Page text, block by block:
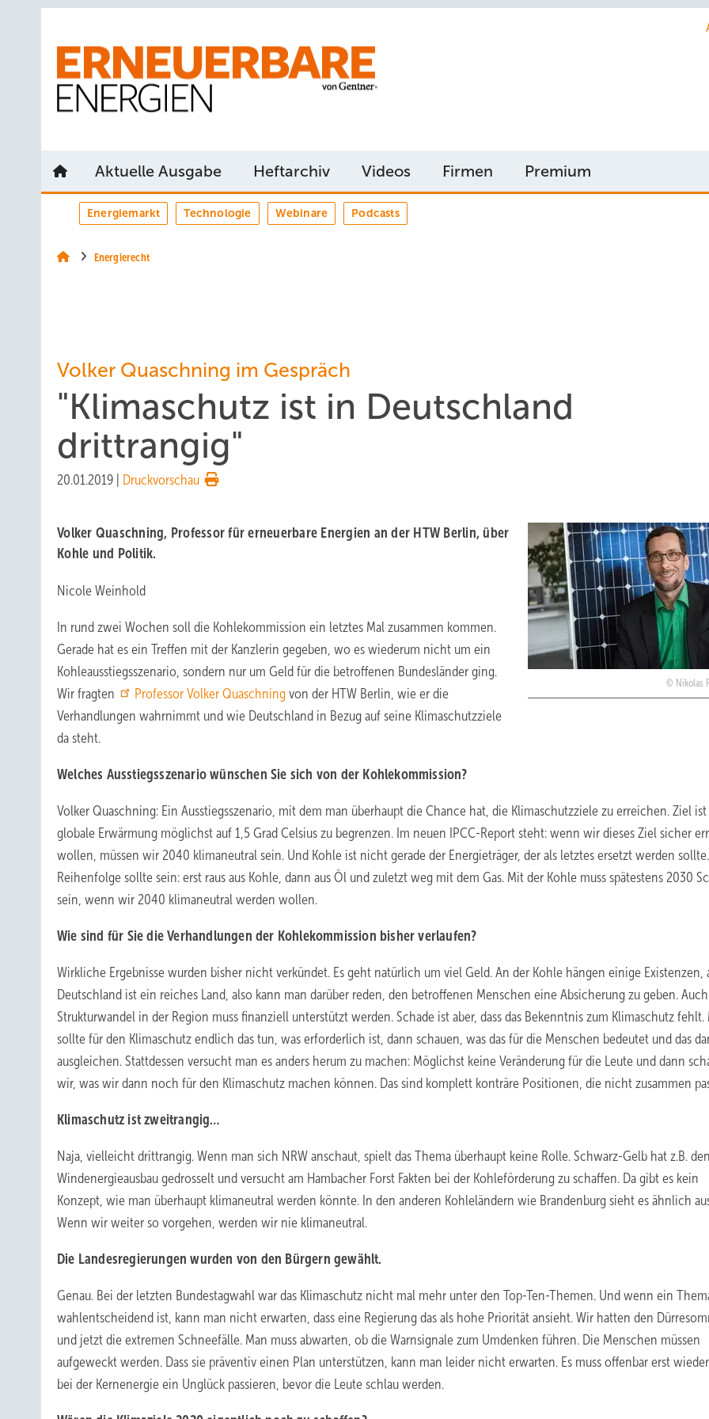
Aktuelle Ausgabe Heftarchiv Videos Firmen Premium
Energiemarkt Technologie Webinare Podcasts
Energierecht
Volker Quaschning im Gespräch
"Klimaschutz ist in Deutschland
drittrangig"
20.01.2019 Druckvorschau
Nikolas
Volker Quaschning, Professor für erneuerbare Energien an der HTW Berlin, über
Kohle und Politik.
Nicole Weinhold
In rund zwei Wochen soll die Kohlekommission ein letztes Mal zusammen kommen.
Gerade hat es ein Treffen mit der Kanzlerin gegeben, wo es wiederum nicht um ein
Kohleausstiegsszenario, sondern nur um Geld für die betroffenen Bundesländer ging.
Wir fragten
Professor Volker Quaschning von der HTW Berlin, wie er die
Verhandlungen wahrnimmt und wie Deutschland in Bezug auf seine Klimaschutzziele
da steht.
Welches Ausstiegsszenario wünschen Sie sich von der Kohlekommission?
Volker Quaschning: Ein Ausstiegsszenario, mit dem man überhaupt die Chance hat, die Klimaschutzziele zu erreichen. Ziel ist
globale Erwärmung möglichst auf 1,5 Grad Celsius zu begrenzen. Im neuen IPCC-Report steht: wenn wir dieses Ziel sicher
wollen, müssen wir 2040 klimaneutral sein. Und Kohle ist nicht gerade der Energieträger, der als letztes ersetzt werden
Reihenfolge sollte sein: erst raus aus Kohle, dann aus Öl und zuletzt weg mit dem Gas. Mit der Kohle muss spätestens 2030
sein, wenn wir 2040 klimaneutral werden wollen.
Wie sind für Sie die Verhandlungen der Kohlekommission bisher verlaufen?
Wirkliche Ergebnisse wurden bisher nicht verkündet. Es geht natürlich um viel Geld. An der Kohle hängen einige Existenzen,
Deutschland ist ein reiches Land, also kann man darüber reden, den betroffenen Menschen eine Absicherung zu geben.
Strukturwandel in der Region muss finanziell unterstützt werden. Schade ist aber, dass das Bekenntnis zum Klimaschutz fehlt.
sollte für den Klimaschutz endlich das tun, was erforderlich ist, dann schauen, was das für die Menschen bedeutet und das
ausgleichen. Stattdessen versucht man es anders herum zu machen: Möglichst keine Veränderung für die Leute und dann
wir, was wir dann noch für den Klimaschutz machen können. Das sind komplett konträre Positionen, die nicht zusammen
Klimaschutz ist zweitrangig…
Naja, vielleicht drittrangig. Wenn man sich NRW anschaut, spielt das Thema überhaupt keine Rolle. Schwarz-Gelb hat z.B.
Windenergieausbau gedrosselt und versucht am Hambacher Forst Fakten bei der Kohleförderung zu schaffen. Da gibt es kein
Konzept, wie man überhaupt klimaneutral werden könnte. In den anderen Kohleländern wie Brandenburg sieht es ähnlich
Wenn wir weiter so vorgehen, werden wir nie klimaneutral.
Die Landesregierungen wurden von den Bürgern gewählt.
Genau. Bei der letzten Bundestagwahl war das Klimaschutz nicht mal mehr unter den Top-Ten-Themen. Und wenn ein
wahlentscheidend ist, kann man nicht erwarten, dass eine Regierung das als hohe Priorität ansieht. Wir hatten den
und jetzt die extremen Schneefälle. Man muss abwarten, ob die Warnsignale zum Umdenken führen. Die Menschen müssen
aufgeweckt werden. Dass sie präventiv einen Plan unterstützen, kann man leider nicht erwarten. Es muss offenbar erst
bei der Kernenergie ein Unglück passieren, bevor die Leute schlau werden.